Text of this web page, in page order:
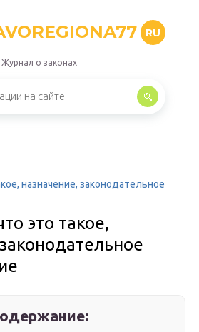
RU
Журнал о законах
назначение, законодательное
это такое,